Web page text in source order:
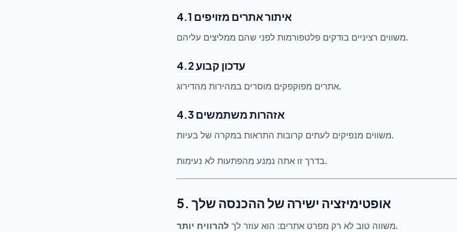
4.1 איתור אתרים מזויפים
משווים רציניים בודקים פלטפורמות לפני שהם ממליצים עליהם.
4.2 עדכון קבוע
אתרים מפוקפקים מוסרים במהירות מהדירוג.
4.3 אזהרות משתמשים
משווים מנפיקים לעתים קרובות התראות במקרה של בעיות.
בדרך זו אתה נמנע מהפתעות לא נעימות.
5. אופטימיזציה ישירה של ההכנסה שלך
משווה טוב לא רק מפרט אתרים: הוא עוזר לך להרוויח יותר .